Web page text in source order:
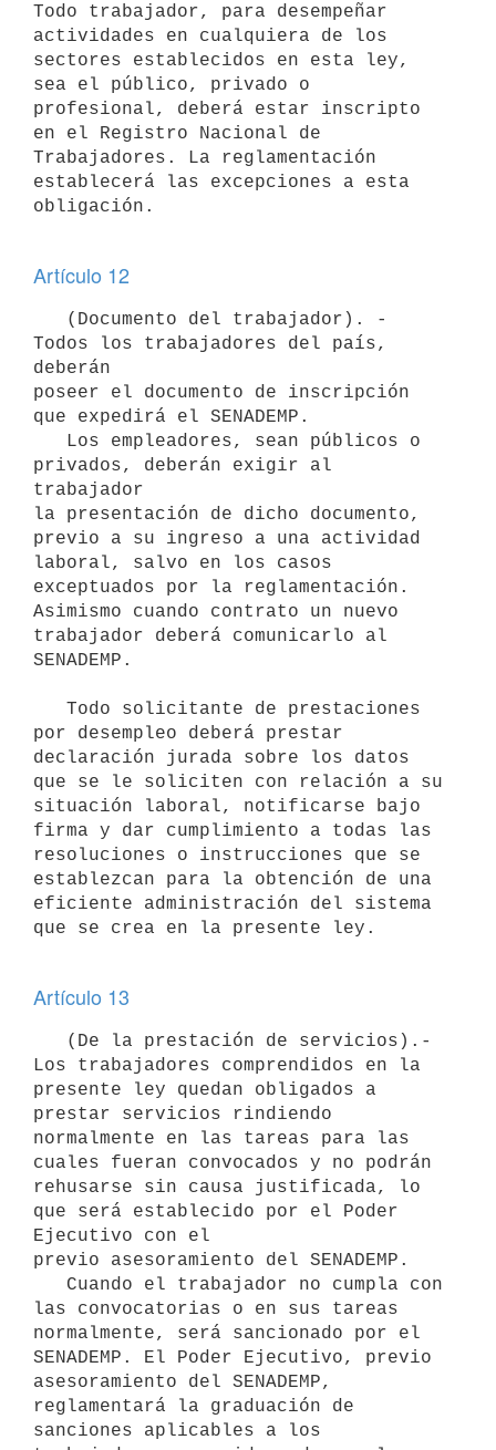
Todo trabajador, para desempeñar
actividades en cualquiera de los
sectores establecidos en esta ley,
sea el público, privado o
profesional, deberá estar inscripto
en el Registro Nacional de
Trabajadores. La reglamentación
establecerá las excepciones a esta
obligación.
Artículo 12
Todos los trabajadores del país,
deberán
poseer el documento de inscripción
que expedirá el SENADEMP.
privados, deberán exigir al
trabajador
la presentación de dicho documento,
previo a su ingreso a una actividad
laboral, salvo en los casos
exceptuados por la reglamentación.
Asimismo cuando contrato un nuevo
trabajador deberá comunicarlo al
SENADEMP.
por desempleo deberá prestar
declaración jurada sobre los datos
que se le soliciten con relación a su
situación laboral, notificarse bajo
firma y dar cumplimiento a todas las
resoluciones o instrucciones que se
establezcan para la obtención de una
eficiente administración del sistema
que se crea en la presente ley.
Artículo 13
Los trabajadores comprendidos en la
presente ley quedan obligados a
prestar servicios rindiendo
normalmente en las tareas para las
cuales fueran convocados y no podrán
rehusarse sin causa justificada, lo
que será establecido por el Poder
Ejecutivo con el
previo asesoramiento del SENADEMP.
las convocatorias o en sus tareas
normalmente, será sancionado por el
SENADEMP. El Poder Ejecutivo, previo
asesoramiento del SENADEMP,
reglamentará la graduación de
sanciones aplicables a los